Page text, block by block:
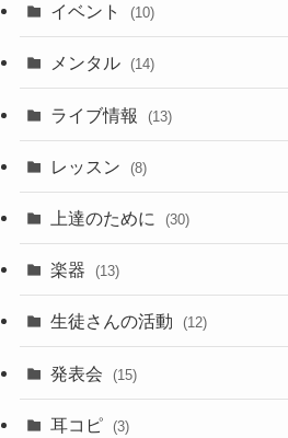
イベント (10)
メンタル (14)
ライブ情報 (13)
レッスン (8)
上達のために (30)
楽器 (13)
生徒さんの活動 (12)
発表会 (15)
耳コピ (3)